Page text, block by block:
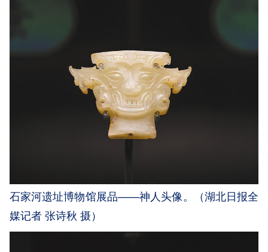
石家河遗址博物馆展品——神人头像。（湖北日报全
媒记者 张诗秋 摄）